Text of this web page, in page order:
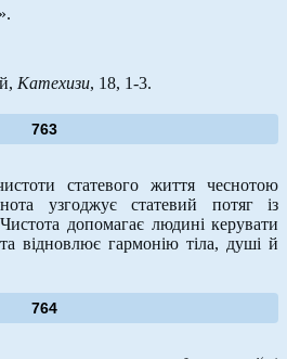
».
Катехизи, 18, 1-3.
763
статевого життя чеснотою
узгоджує статевий потяг із
допомагає людині керувати
відновлює гармонію тіла, душі й
764